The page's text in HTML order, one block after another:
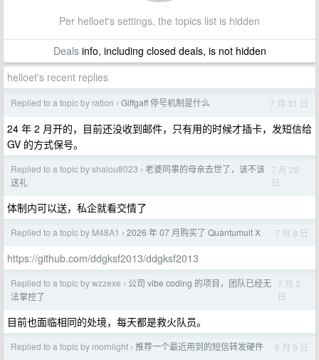
Per helloet's settings, the topics list is hidden
Dealsinfo, including closed deals, is not hidden
helloet's recent replies
Replied to a topic by ration › Giffgaff 停号机制是什么 7 月 31 日
24 年 2 月开的，目前还没收到邮件，只有用的时候才插卡，发短信给
GV 的方式保号。
Replied to a topic by shalou8023 › 老婆同事的母亲去世了，该不该
送礼
7 月 28
日
体制内可以送，私企就看交情了
Replied to a topic by M48A1 › 2026 年 07 月购买了 Quantumult X 7 月 8 日
https://github.com/ddgksf2013/ddgksf2013
Replied to a topic by wzzexe › 公司 vibe coding 的项目，团队已经无
法掌控了
7 月 2
日
目前也面临相同的处境，每天都是救火队员。
Replied to a topic by mornlight › 推荐一个最近用到的短信转发硬件 6 月 9 日